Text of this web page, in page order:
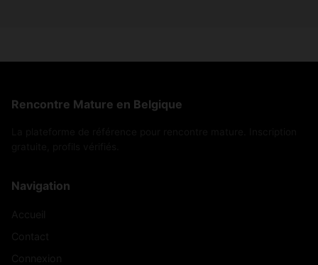
Rencontre Mature en Belgique
Navigation